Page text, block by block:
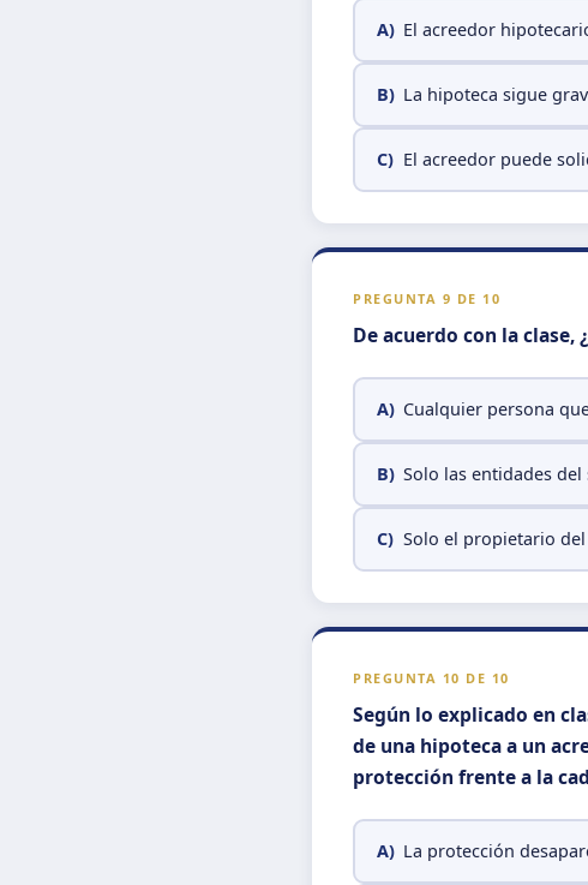
A) El acreedor
B) La hipoteca sigue
C) El acreedor puede
PREGUNTA 9 DE 10
De acuerdo con la
A) Cualquier persona
B) Solo las entidades
C) Solo el propietario
PREGUNTA 10 DE 10
Según lo explicado en
de una hipoteca a un
protección frente a la
A) La protección